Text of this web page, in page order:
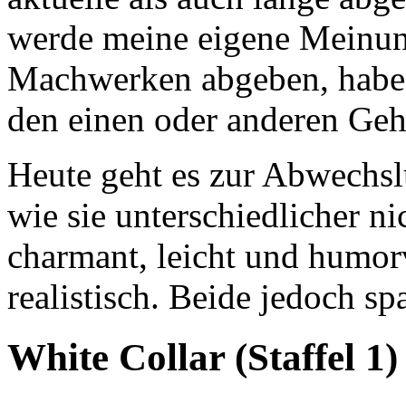
werde meine eigene
Machwerken abgeben,
den einen oder anderen
Heute geht es zur
wie sie unterschiedlicher
charmant, leicht und
realistisch. Beide jedoch
White Collar (Staffel 1)